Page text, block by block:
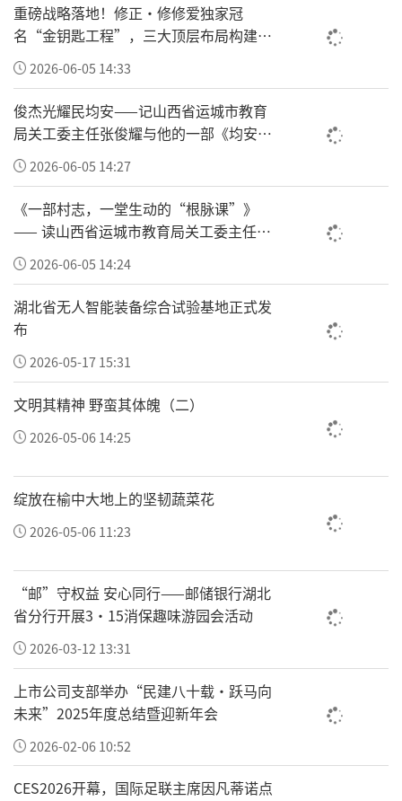
宁保中，英雄四连连长马升云及家属，拥有57
年党龄的军休老兵康竣格；陕西文物保护专修
学院董事长贺建宏、院长任祚旺；中国老兵事
业发展网外联部部长、雷锋精神万里行全国常
务站长刘航军；西部新闻网总编辑张龙；中华
孝道文化基金工作委员会运营主任兼执行秘书
长焦点、副监事长练鹏飞；长庆油田和兴园社
区副书记魏莉；学雷锋标兵王林；陕西省三秦
养老协会书记马天罡；书画名师周长德；特型
演员白桂生；本次书画展主创艺术家韩安才；
原西安航空动力控制科技有限公司党委书记吴
志明；汉水富溪负责人樊小明、西安黎荣同国
医馆负责人张思琪等各界精英代表。
活动在庄严嘹亮的国歌声中正式启幕。康竣格
现场示范标准军训科目，老兵英姿铿锵昂扬，
充分彰显退役老兵忠诚担当的政治本色与纯粹
质朴的红色初心。整场仪式流程庄重有序、层
层递进。任祚旺致欢迎辞，对画展顺利举办致
善弘扬、艺术交流”的核心定位；宁保中、马
升云深情回望峥嵘岁月，讲述军人报国使命与
奉献担当，引发全场强烈思想共鸣。
重磅战略落地！修正•修修爱独家冠
名“金钥匙工程”，三大顶层布局构建全
国一老一小安全防护新体系
2026-06-05 14:33
俊杰光耀民均安——记山西省运城市教育
局关工委主任张俊耀与他的一部《均安村
志》2026-06-05 14:27
《一部村志，一堂生动的“根脉课”》
—— 读山西省运城市教育局关工委主任张
俊耀主编的《均安村志》有感
2026-06-05 14:24
湖北省无人智能装备综合试验基地正式发
布
2026-05-17 15:31
文明其精神 野蛮其体魄（二）
2026-05-06 14:25
绽放在榆中大地上的坚韧蔬菜花
2026-05-06 11:23
“邮”守权益 安心同行——邮储银行湖北
省分行开展3·15消保趣味游园会活动
2026-03-12 13:31
上市公司支部举办“民建八十载·跃马向
未来”2025年度总结暨迎新年会
2026-02-06 10:52
CES2026开幕，国际足联主席因凡蒂诺点